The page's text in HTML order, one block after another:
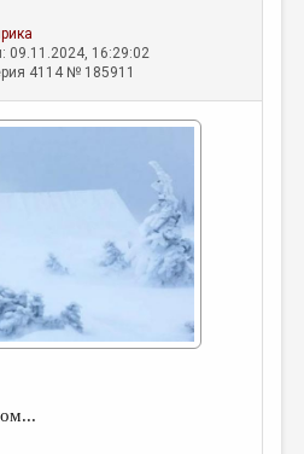
09.11.2024, 16:29:02
4114 № 185911